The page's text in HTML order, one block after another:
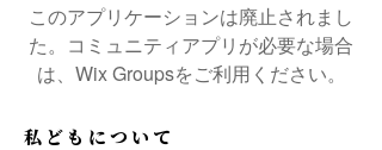
このアプリケーションは廃止されまし
た。コミュニティアプリが必要な場合
は、Wix Groupsをご利用ください。
私どもについて